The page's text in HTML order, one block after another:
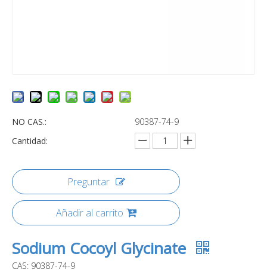
NO CAS.:
90387-74-9
Cantidad:
Preguntar
Añadir al carrito
Sodium Cocoyl Glycinate
CAS: 90387-74-9